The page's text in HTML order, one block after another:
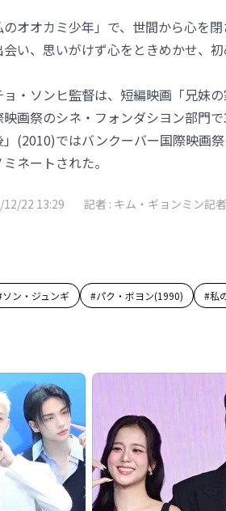
オオカミ少年」で、世間から心を
い、思いがけず心をときめかせ、
・ソンヒ監督は、短編映画「兄妹
画祭のシネ・フォンダシヨン部門
(2010)ではバンクーバー国際映画
ネートされた。
12/22 13:29 記者 : キム・ギョンミン
ソン・ジュンギ #パク・ボヨン(1990) #私